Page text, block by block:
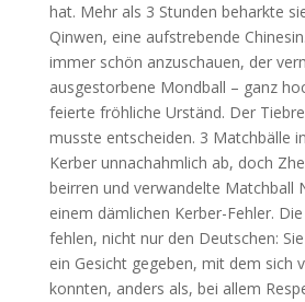
hat. Mehr als 3 Stunden beharkte
Qinwen, eine aufstrebende
immer schön anzuschauen, der
ausgestorbene Mondball – ganz
feierte fröhliche Urständ. Der
musste entscheiden. 3 Matchbälle
Kerber unnachahmlich ab, doch
beirren und verwandelte Matchball
einem dämlichen Kerber-Fehler.
fehlen, nicht nur den Deutschen:
ein Gesicht gegeben, mit dem sich
konnten, anders als, bei allem